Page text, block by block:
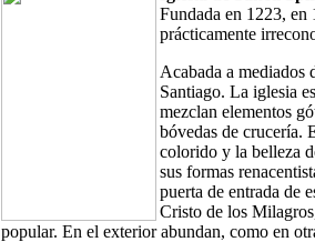
Fundada en 1223, en
prácticamente
Acabada a
Santiago. La iglesia
mezclan elementos
bóvedas de crucería.
colorido y la belleza
sus formas
puerta de entrada de
Cristo de los
popular. En el exterior abundan, como en